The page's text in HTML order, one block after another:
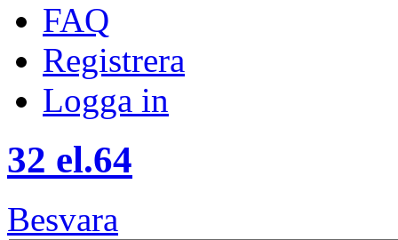
FAQ
Registrera
Logga in
32 el.64
Besvara